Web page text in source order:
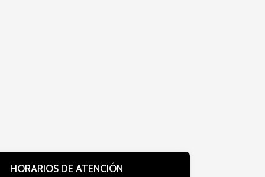
HORARIOS DE ATENCIÓN